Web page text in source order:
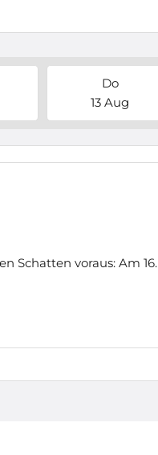
Do
13 Aug
Schatten voraus: Am 16.